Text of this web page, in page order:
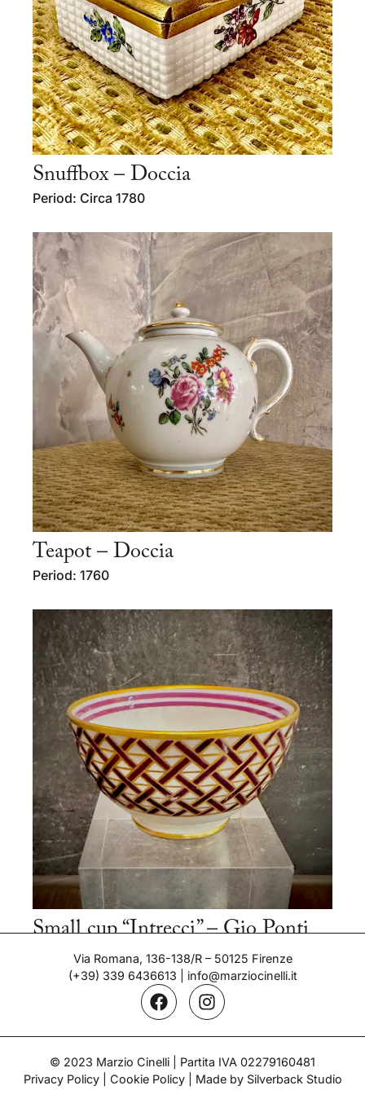
Snuffbox – Doccia
Period: Circa 1780
Teapot – Doccia
Period: 1760
Small cup “Intrecci” – Gio Ponti
Period: 1927Via Romana, 136-138/R – 50125 Firenze
(+39) 339 6436613
info@marziocinelli.it
© 2023 Marzio Cinelli | Partita IVA 02279160481
Privacy Policy| Cookie Policy| Made by Silverback Studio